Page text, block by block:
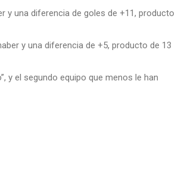
y una diferencia de goles de +11,
y una diferencia de +5, producto de 13
y el segundo equipo que menos le han